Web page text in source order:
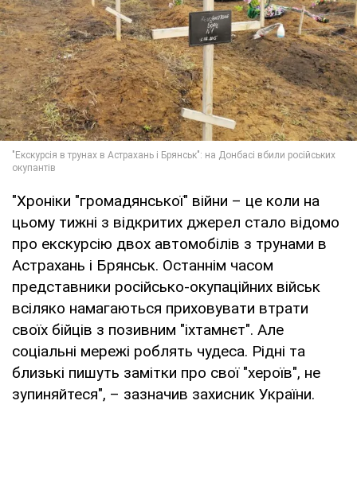
"Хроніки "громадянської" війни – це коли на
цьому тижні з відкритих джерел стало відомо
про екскурсію двох автомобілів з трунами в
Астрахань і Брянськ. Останнім часом
представники російсько-окупаційних військ
всіляко намагаються приховувати втрати
своїх бійців з позивним "іхтамнєт". Але
соціальні мережі роблять чудеса. Рідні та
близькі пишуть замітки про свої "хероїв", не
зупиняйтеся", – зазначив захисник України.